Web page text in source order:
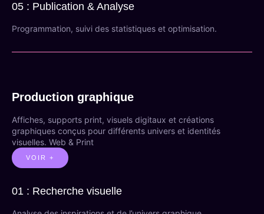
05 : Publication & Analyse
Programmation, suivi des statistiques et optimisation.
Production graphique
Affiches, supports print, visuels digitaux et créations
graphiques conçus pour différents univers et identités
visuelles. Web & Print
VOIR +
01 : Recherche visuelle